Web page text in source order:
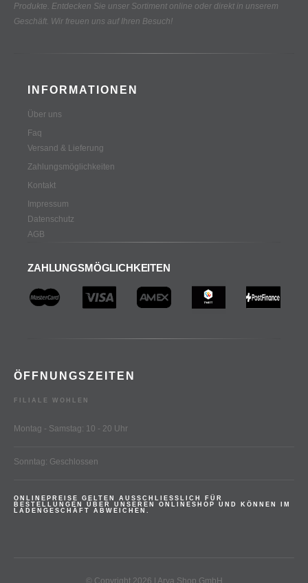
Produkte. Entdecken Sie unser Sortiment online oder direkt in unserem
Geschäft. Wir freuen uns auf Ihren Besuch!
INFORMATIONEN
Über uns
Faq
Versand & Lieferung
Zahlungsmöglichkeiten
Kontakt
Impressum
Datenschutz
AGB
ZAHLUNGSMÖGLICHKEITEN
ÖFFNUNGSZEITEN
FILIALE WOHLEN
Montag - Samstag: 10 - 20 Uhr
Sonntag: Geschlossen
ONLINEPREISE GELTEN AUSSCHLIESSLICH FÜR
BESTELLUNGEN ÜBER UNSEREN ONLINESHOP UND KÖNNEN IM
LADENGESCHÄFT ABWEICHEN.
© Copyright 2026 | Arya Shop GmbH